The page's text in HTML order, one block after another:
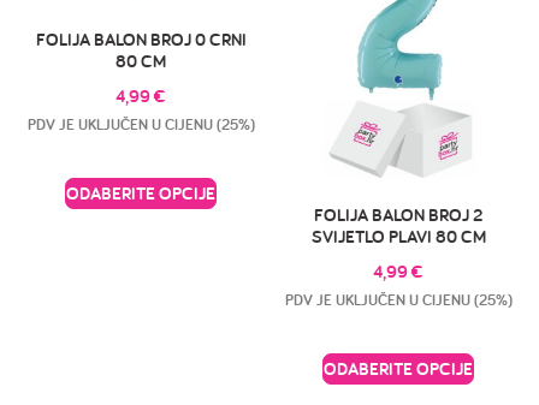
FOLIJA BALON BROJ 0 CRNI
80 CM
4,99€
PDV JE UKLJUČEN U CIJENU (25%)
ODABERITE OPCIJE
FOLIJA BALON BROJ 2
SVIJETLO PLAVI 80 CM
4,99€
PDV JE UKLJUČEN U CIJENU (25%)
ODABERITE OPCIJE